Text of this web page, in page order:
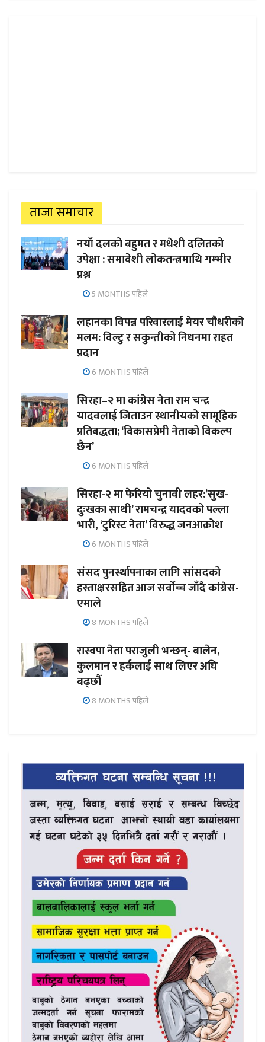
ताजा समाचार
नयाँ दलको बहुमत र मधेशी दलितको
उपेक्षा : समावेशी लोकतन्त्रमाथि गम्भीर
प्रश्न
5 MONTHS पहिले
लहानका विपन्न परिवारलाई मेयर चौधरीको
मलम: विल्टु र सकुन्तीको निधनमा राहत
प्रदान
6 MONTHS पहिले
सिरहा–२ मा कांग्रेस नेता राम चन्द्र
यादवलाई जिताउन स्थानीयको सामूहिक
प्रतिबद्धता; ‘विकासप्रेमी नेताको विकल्प
छैन’
6 MONTHS पहिले
सिरहा-२ मा फेरियो चुनावी लहर:’सुख-
दुःखका साथी’ रामचन्द्र यादवको पल्ला
भारी, ‘टुरिस्ट नेता’ विरुद्ध जनआक्रोश
6 MONTHS पहिले
संसद पुनर्स्थापनाका लागि सांसदको
हस्ताक्षरसहित आज सर्वोच्च जाँदै कांग्रेस-
एमाले
8 MONTHS पहिले
रास्वपा नेता पराजुली भन्छन्- बालेन,
कुलमान र हर्कलाई साथ लिएर अघि
बढ्छौँ
8 MONTHS पहिले